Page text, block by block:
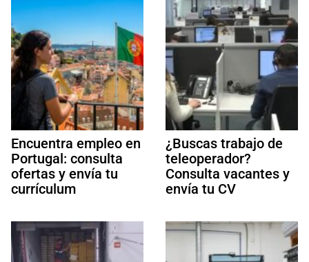
Encuentra empleo en
Portugal: consulta
ofertas y envía tu
currículum
¿Buscas trabajo de
teleoperador?
Consulta vacantes y
envía tu CV